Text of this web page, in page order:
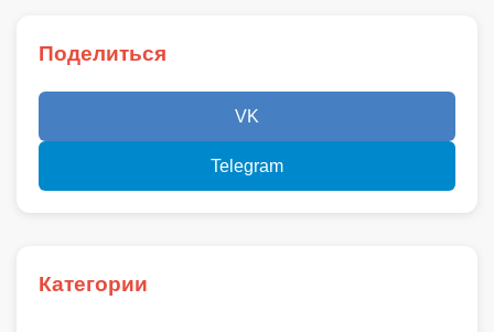
Поделиться
VK
Telegram
Категории